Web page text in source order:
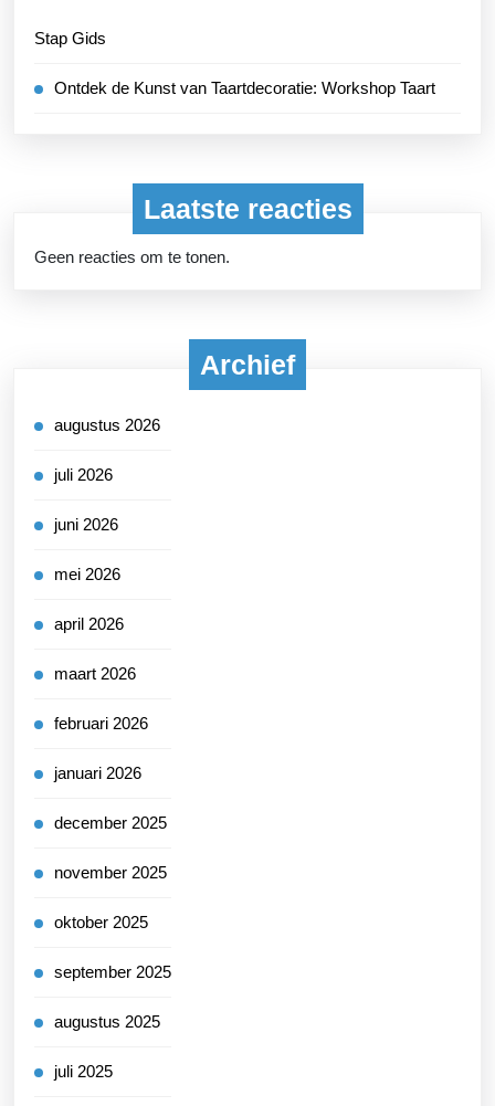
Stap Gids
Ontdek de Kunst van Taartdecoratie: Workshop Taart
Laatste reacties
Geen reacties om te tonen.
Archief
augustus 2026
juli 2026
juni 2026
mei 2026
april 2026
maart 2026
februari 2026
januari 2026
december 2025
november 2025
oktober 2025
september 2025
augustus 2025
juli 2025